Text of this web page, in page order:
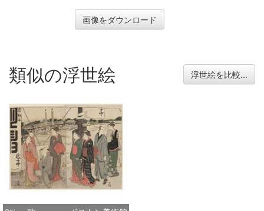
画像をダウンロード
類似の浮世絵 浮世絵を比較...